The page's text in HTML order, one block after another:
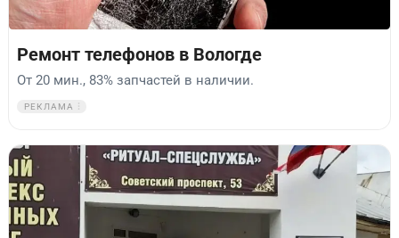
Ремонт телефонов в Вологде
От 20 мин., 83% запчастей в наличии.
РЕКЛАМА